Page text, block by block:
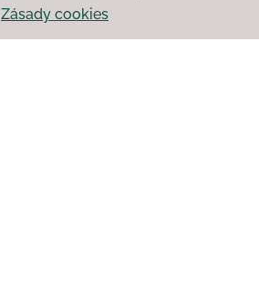
Zásady cookies